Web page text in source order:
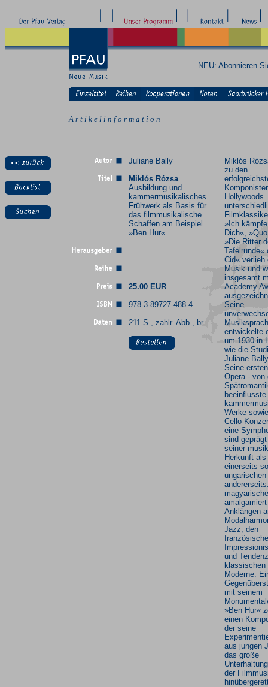
NEU: Abonnieren
A r t i k e l i n f o r m a t i o n
Juliane Bally
Miklós Rózsa
Ausbildung und
kammermusikalisches
Frühwerk als Basis für
das filmmusikalische
Schaffen am Beispiel
»Ben Hur«
25.00 EUR
978-3-89727-488-4
211 S., zahlr. Abb., br.
Miklós
zu den
»Ich
Dich«,
»Die Ritter
Tafelrunde«
Cid« verlieh
Musik und
insgesamt
Academy
Seine
entwickelte
um 1930 in
wie die
Juliane
Seine
Opera - von
beeinflusste
Werke
Cello-
eine
sind
seiner
Herkunft
einerseits
Anklängen
Jazz, den
und
klassischen
Moderne.
mit seinem
»Ben Hur«
einen
der seine
aus jungen
das große
der